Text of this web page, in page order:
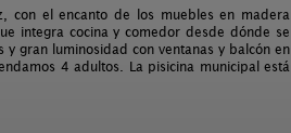
con el encanto de los muebles en madera
integra cocina y comedor desde dónde se
gran luminosidad con ventanas y balcón en
4 adultos. La pisicina municipal está